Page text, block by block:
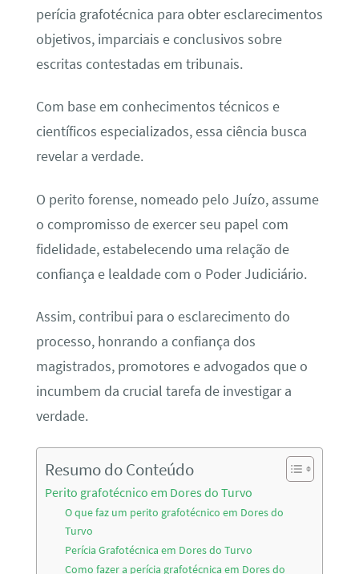
perícia grafotécnica para obter esclarecimentos
objetivos, imparciais e conclusivos sobre
escritas contestadas em tribunais.
Com base em conhecimentos técnicos e
científicos especializados, essa ciência busca
revelar a verdade.
O perito forense, nomeado pelo Juízo, assume
o compromisso de exercer seu papel com
fidelidade, estabelecendo uma relação de
confiança e lealdade com o Poder Judiciário.
Assim, contribui para o esclarecimento do
processo, honrando a confiança dos
magistrados, promotores e advogados que o
incumbem da crucial tarefa de investigar a
verdade.
Resumo do Conteúdo
Perito grafotécnico em Dores do Turvo
O que faz um perito grafotécnico em Dores do
Turvo
Perícia Grafotécnica em Dores do Turvo
Como fazer a perícia grafotécnica em Dores do